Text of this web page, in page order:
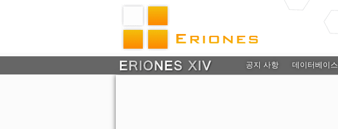
공지 사항 데이터베이스